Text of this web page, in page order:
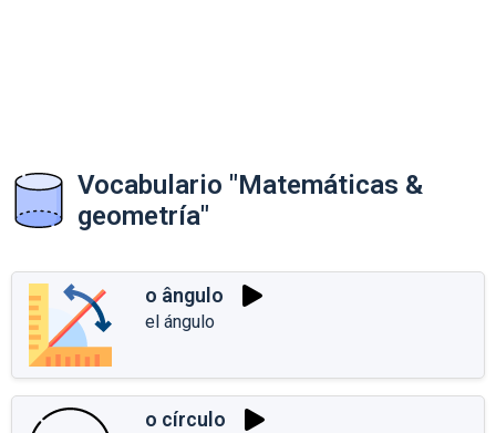
Vocabulario "Matemáticas &
geometría"
o ângulo
el ángulo
o círculo